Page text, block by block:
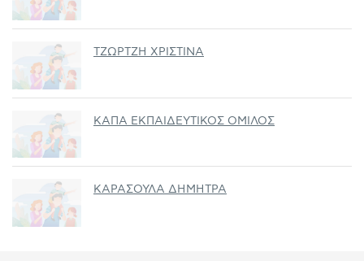
ΤΖΩΡΤΖΗ ΧΡΙΣΤΙΝΑ
ΚΑΠΑ ΕΚΠΑΙΔΕΥΤΙΚΟΣ ΟΜΙΛΟΣ
ΚΑΡΑΣΟΥΛΑ ΔΗΜΗΤΡΑ